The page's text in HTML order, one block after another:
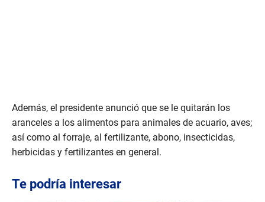
Además, el presidente anunció que se le quitarán los
aranceles a los alimentos para animales de acuario, aves;
así como al forraje, al fertilizante, abono, insecticidas,
herbicidas y fertilizantes en general.
Te podría interesar